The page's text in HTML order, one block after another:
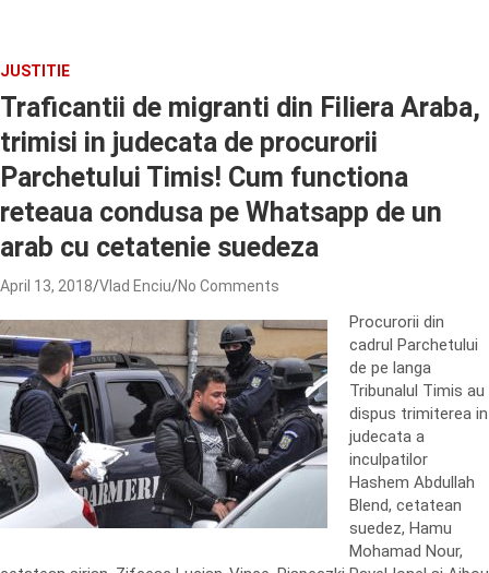
JUSTITIE
Traficantii de migranti din Filiera Araba,
trimisi in judecata de procurorii
Parchetului Timis! Cum functiona
reteaua condusa pe Whatsapp de un
arab cu cetatenie suedeza
April 13, 2018 Vlad Enciu No Comments
Procurorii din
cadrul Parchetului
de pe langa
Tribunalul Timis au
dispus trimiterea in
judecata a
inculpatilor
Hashem Abdullah
Blend, cetatean
suedez, Hamu
Mohamad Nour,